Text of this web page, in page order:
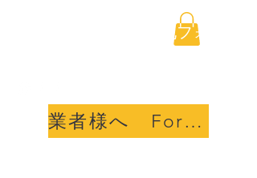
海外不動産取引透明化フォ
業者様へ For sellers